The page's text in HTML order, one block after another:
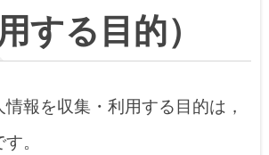
する目的）
報を収集・利用する目的は，
。